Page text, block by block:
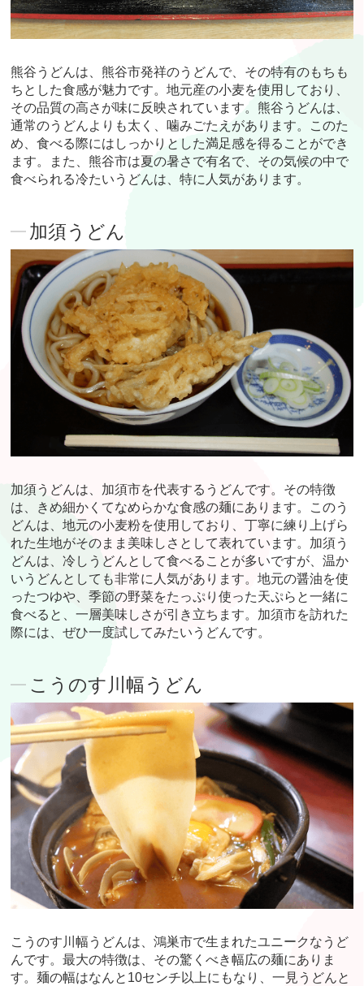
熊谷うどんは、熊谷市発祥のうどんで、その特有のもちも
ちとした食感が魅力です。地元産の小麦を使用しており、
その品質の高さが味に反映されています。熊谷うどんは、
通常のうどんよりも太く、噛みごたえがあります。このた
め、食べる際にはしっかりとした満足感を得ることができ
ます。また、熊谷市は夏の暑さで有名で、その気候の中で
食べられる冷たいうどんは、特に人気があります。
加須うどん
加須うどんは、加須市を代表するうどんです。その特徴
は、きめ細かくてなめらかな食感の麺にあります。このう
どんは、地元の小麦粉を使用しており、丁寧に練り上げら
れた生地がそのまま美味しさとして表れています。加須う
どんは、冷しうどんとして食べることが多いですが、温か
いうどんとしても非常に人気があります。地元の醤油を使
ったつゆや、季節の野菜をたっぷり使った天ぷらと一緒に
食べると、一層美味しさが引き立ちます。加須市を訪れた
際には、ぜひ一度試してみたいうどんです。
こうのす川幅うどん
こうのす川幅うどんは、鴻巣市で生まれたユニークなうど
んです。最大の特徴は、その驚くべき幅広の麺にありま
す。麺の幅はなんと10センチ以上にもなり、一見うどんと